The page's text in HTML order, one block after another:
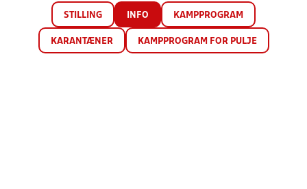
STILLING INFO KAMPPROGRAM
KARANTÆNER KAMPPROGRAM FOR PULJE